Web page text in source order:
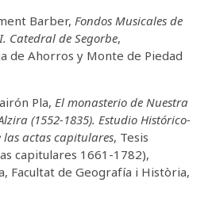
Barber, Fondos Musicales de
Catedral de Segorbe,
de Ahorros y Monte de Piedad
Pla, El monasterio de Nuestra
(1552-1835). Estudio Histórico-
actas capitulares, Tesis
capitulares 1661-1782),
Facultat de Geografía i Història,